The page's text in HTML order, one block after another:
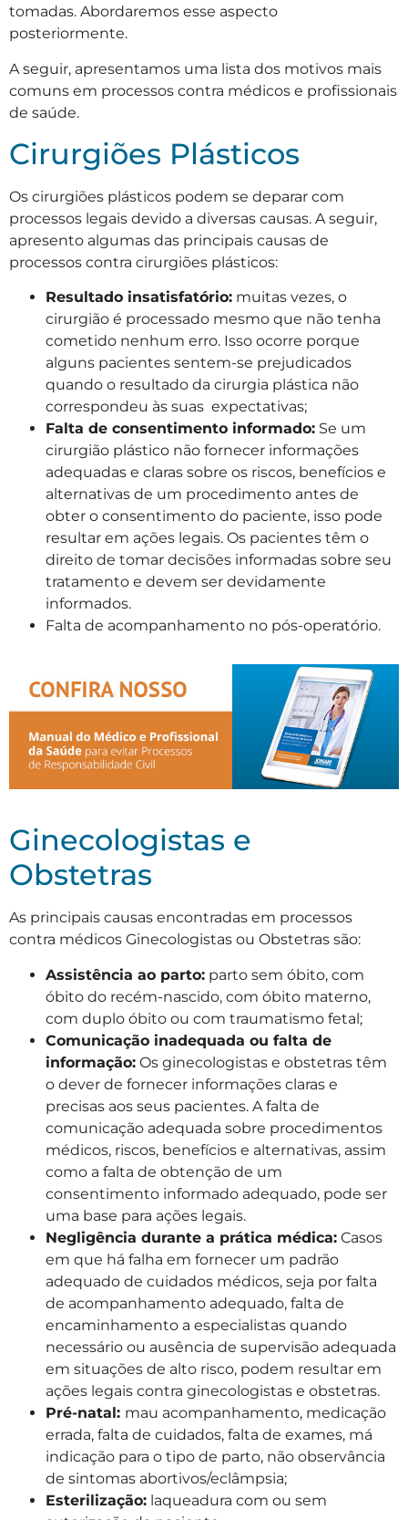
tomadas. Abordaremos esse aspecto
posteriormente.
A seguir, apresentamos uma lista dos motivos mais
comuns em processos contra médicos e profissionais
de saúde.
Cirurgiões Plásticos
Os cirurgiões plásticos podem se deparar com
processos legais devido a diversas causas. A seguir,
apresento algumas das principais causas de
processos contra cirurgiões plásticos:
Resultado insatisfatório: muitas vezes, o
cirurgião é processado mesmo que não tenha
cometido nenhum erro. Isso ocorre porque
alguns pacientes sentem-se prejudicados
quando o resultado da cirurgia plástica não
correspondeu às suas expectativas;
Falta de consentimento informado: Se um
cirurgião plástico não fornecer informações
adequadas e claras sobre os riscos, benefícios e
alternativas de um procedimento antes de
obter o consentimento do paciente, isso pode
resultar em ações legais. Os pacientes têm o
direito de tomar decisões informadas sobre seu
tratamento e devem ser devidamente
informados.
Falta de acompanhamento no pós-operatório.
Ginecologistas e
Obstetras
As principais causas encontradas em processos
contra médicos Ginecologistas ou Obstetras são:
Assistência ao parto: parto sem óbito, com
óbito do recém-nascido, com óbito materno,
com duplo óbito ou com traumatismo fetal;
Comunicação inadequada ou falta de
informação: Os ginecologistas e obstetras têm
o dever de fornecer informações claras e
precisas aos seus pacientes. A falta de
comunicação adequada sobre procedimentos
médicos, riscos, benefícios e alternativas, assim
como a falta de obtenção de um
consentimento informado adequado, pode ser
uma base para ações legais.
Negligência durante a prática médica: Casos
em que há falha em fornecer um padrão
adequado de cuidados médicos, seja por falta
de acompanhamento adequado, falta de
encaminhamento a especialistas quando
necessário ou ausência de supervisão adequada
em situações de alto risco, podem resultar em
ações legais contra ginecologistas e obstetras.
Pré-natal: mau acompanhamento, medicação
errada, falta de cuidados, falta de exames, má
indicação para o tipo de parto, não observância
de sintomas abortivos/eclâmpsia;
Esterilização: laqueadura com ou sem